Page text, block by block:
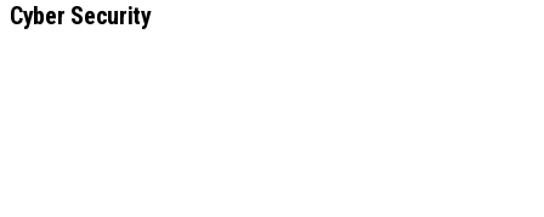
Cyber Security